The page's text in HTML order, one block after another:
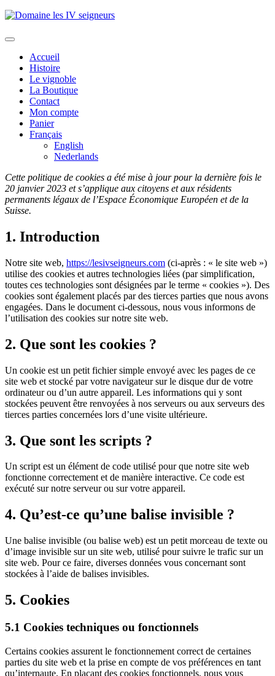
Skip
content
Accueil
Histoire
Le vignoble
La Boutique
Contact
Mon compte
Panier
Français
English
Nederlands
Cette politique de cookies a été mise à jour pour la dernière fois le
20 janvier 2023 et s’applique aux citoyens et aux résidents
permanents légaux de l’Espace Économique Européen et de la
Suisse.
1. Introduction
Notre site web, https://lesivseigneurs.com (ci-après : « le site web »)
utilise des cookies et autres technologies liées (par simplification,
toutes ces technologies sont désignées par le terme « cookies »). Des
cookies sont également placés par des tierces parties que nous avons
engagées. Dans le document ci-dessous, nous vous informons de
l’utilisation des cookies sur notre site web.
2. Que sont les cookies ?
Un cookie est un petit fichier simple envoyé avec les pages de ce
site web et stocké par votre navigateur sur le disque dur de votre
ordinateur ou d’un autre appareil. Les informations qui y sont
stockées peuvent être renvoyées à nos serveurs ou aux serveurs des
tierces parties concernées lors d’une visite ultérieure.
3. Que sont les scripts ?
Un script est un élément de code utilisé pour que notre site web
fonctionne correctement et de manière interactive. Ce code est
exécuté sur notre serveur ou sur votre appareil.
4. Qu’est-ce qu’une balise invisible ?
Une balise invisible (ou balise web) est un petit morceau de texte ou
d’image invisible sur un site web, utilisé pour suivre le trafic sur un
site web. Pour ce faire, diverses données vous concernant sont
stockées à l’aide de balises invisibles.
5. Cookies
5.1 Cookies techniques ou fonctionnels
Certains cookies assurent le fonctionnement correct de certaines
parties du site web et la prise en compte de vos préférences en tant
qu’internaute. En plaçant des cookies fonctionnels, nous vous